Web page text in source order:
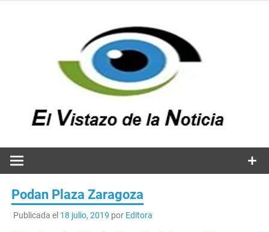
Podan Plaza Zaragoza
Publicada el 18 julio, 2019 por Editora